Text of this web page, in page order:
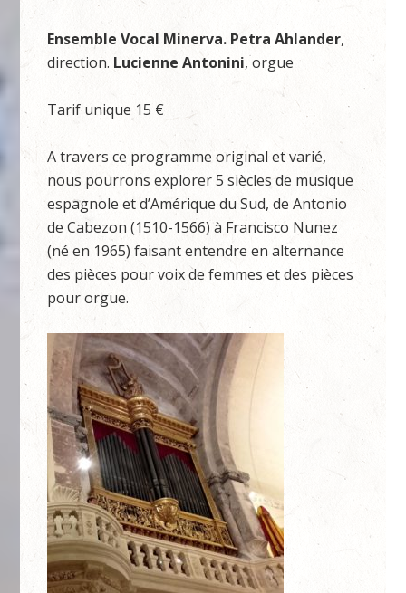
Ensemble Vocal Minerva. Petra Ahlander,
direction. Lucienne Antonini, orgue
Tarif unique 15 €
A travers ce programme original et varié,
nous pourrons explorer 5 siècles de musique
espagnole et d’Amérique du Sud, de Antonio
de Cabezon (1510-1566) à Francisco Nunez
(né en 1965) faisant entendre en alternance
des pièces pour voix de femmes et des pièces
pour orgue.